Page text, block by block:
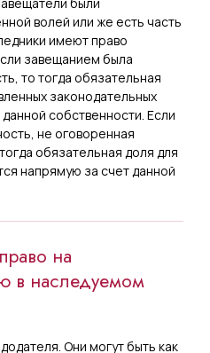
волей или же есть часть
имеют право
завещанием была
то тогда обязательная
законодательных
собственности. Если
не оговоренная
обязательная доля для
напрямую за счет данной
на
в наследуемом
Они могут быть как